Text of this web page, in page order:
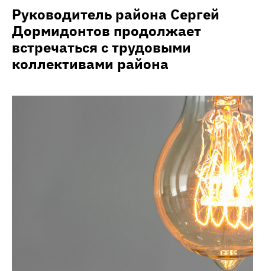
Руководитель района Сергей
Дормидонтов продолжает
встречаться с трудовыми
коллективами района